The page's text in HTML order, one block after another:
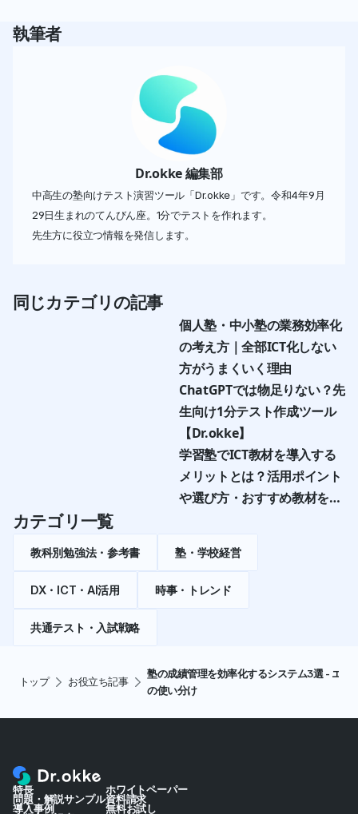
執筆者
Dr.okke 編集部
中高生の塾向けテスト演習ツール「Dr.okke」です。令和4年9月
29日生まれのてんびん座。1分でテストを作れます。
先生方に役立つ情報を発信します。
同じカテゴリの記事
個人塾・中小塾の業務効率化
の考え方｜全部ICT化しない
方がうまくいく理由
ChatGPTでは物足りない？先
生向け1分テスト作成ツール
【Dr.okke】
学習塾でICT教材を導入する
メリットとは？活用ポイント
や選び方・おすすめ教材を紹
カテゴリ一覧
教科別勉強法・参考書 塾・学校経営
DX・ICT・AI活用 時事・トレンド
共通テスト・入試戦略
トップ お役立ち記事
塾の成績管理を効率化するシステム3選 - エク
の使い分け
特長
問題・解説サンプル
導入事例
ホワイトペーパー
資料請求
無料お試し